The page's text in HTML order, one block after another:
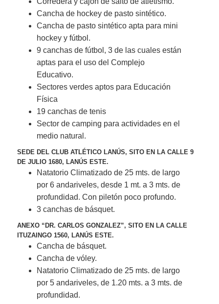
Cancha de hockey de pasto sintético.
Cancha de pasto sintético apta para mini
hockey y fútbol.
9 canchas de fútbol, 3 de las cuales están
aptas para el uso del Complejo
Educativo.
Sectores verdes aptos para Educación
Física
19 canchas de tenis
Sector de camping para actividades en el
medio natural.
SEDE DEL CLUB ATLÉTICO LANÚS, SITO EN LA CALLE 9
DE JULIO 1680, LANÚS ESTE.
Natatorio Climatizado de 25 mts. de largo
por 6 andariveles, desde 1 mt. a 3 mts. de
profundidad. Con piletón poco profundo.
3 canchas de básquet.
ANEXO “DR. CARLOS GONZALEZ”, SITO EN LA CALLE
ITUZAINGO 1560, LANÚS ESTE.
Cancha de básquet.
Cancha de vóley.
Natatorio Climatizado de 25 mts. de largo
por 5 andariveles, de 1.20 mts. a 3 mts. de
profundidad.